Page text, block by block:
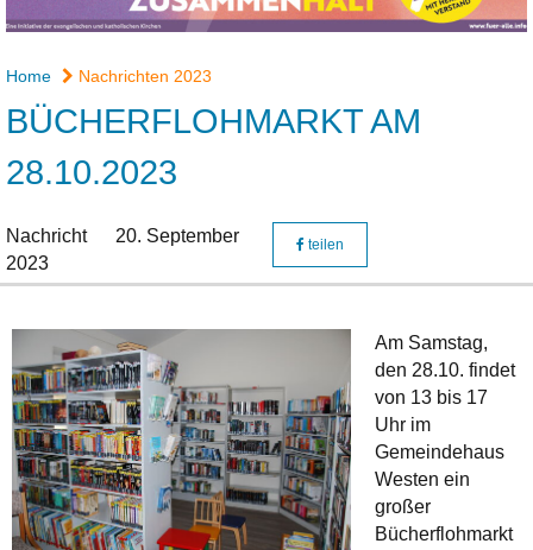
Home Nachrichten 2023
BÜCHERFLOHMARKT AM
28.10.2023
Nachricht
20. September
2023
teilen
Am Samstag,
den 28.10. findet
von 13 bis 17
Uhr im
Gemeindehaus
Westen ein
großer
Bücherflohmarkt